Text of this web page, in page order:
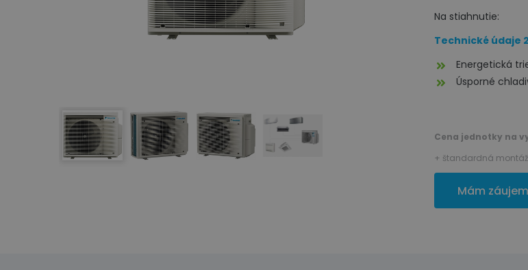
Na stiahnutie:
Technické údaje
Energetická
Úsporné
Cena jednotky na
+ štandardná
Mám